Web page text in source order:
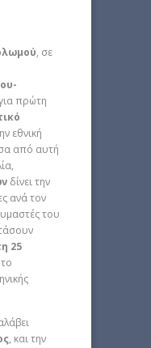
, σε
πρώτη
εθνική
από αυτή
δίνει την
ανά τον
του
25
, και την